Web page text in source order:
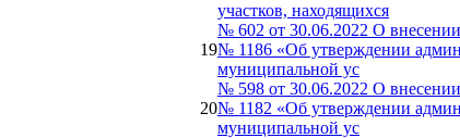
участков, находящихся
19
№ 602 от 30.06.2022 О
№ 1186 «Об утверждении
муниципальной ус
20
№ 598 от 30.06.2022 О
№ 1182 «Об утверждении
муниципальной ус